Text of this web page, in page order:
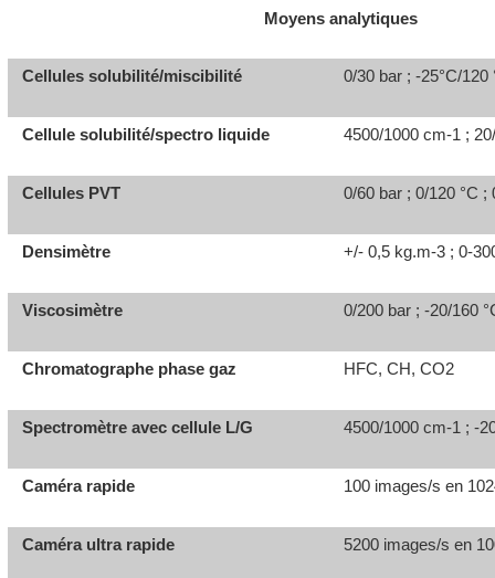
Moyens analytiques
Cellules solubilité/miscibilité 0/30 bar ; -25°C/120
Cellule solubilité/spectro liquide 4500/1000 cm-1 ;
Cellules PVT 0/60 bar ; 0/120 °C ;
Densimètre +/- 0,5 kg.m-3 ; 0-
Viscosimètre 0/200 bar ; -20/160
Chromatographe phase gaz HFC, CH, CO2
Spectromètre avec cellule L/G 4500/1000 cm-1 ; -
Caméra rapide 100 images/s en
Caméra ultra rapide 5200 images/s en